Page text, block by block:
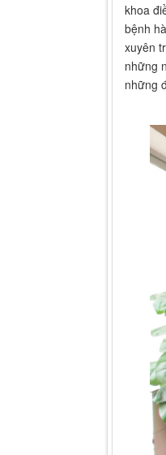
khoa
bệnh
xuyên
những
những